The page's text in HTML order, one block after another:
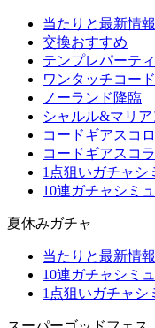
当たりと最新情報
交換おすすめ
テンプレパーテ
ワンタッチコー
ノーランド降臨
シャルル&マリ
コードギアスコ
コードギアスコ
1点狙いガチャシ
10連ガチャシミ
夏休みガチャ
当たりと最新情報
10連ガチャシミュ
1点狙いガチャシ